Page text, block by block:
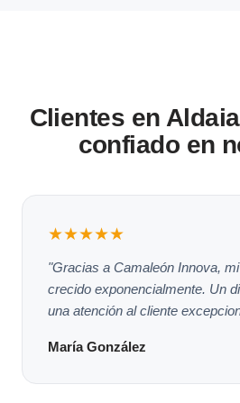
Clientes en
confiado en
★★★★★
"Gracias a Camaleón Innova,
crecido exponencialmente. Un
una atención al cliente
María González